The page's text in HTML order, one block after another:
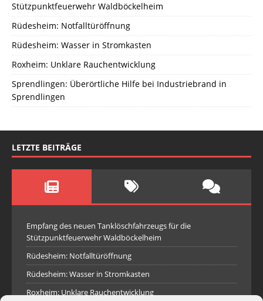
Stützpunktfeuerwehr Waldböckelheim
Rüdesheim: Notfalltüröffnung
Rüdesheim: Wasser in Stromkasten
Roxheim: Unklare Rauchentwicklung
Sprendlingen: Überörtliche Hilfe bei Industriebrand in
Sprendlingen
LETZTE BEITRÄGE
Empfang des neuen Tanklöschfahrzeugs für die
Stützpunktfeuerwehr Waldböckelheim
Rüdesheim: Notfalltüröffnung
Rüdesheim: Wasser in Stromkasten
Roxheim: Unklare Rauchentwicklung